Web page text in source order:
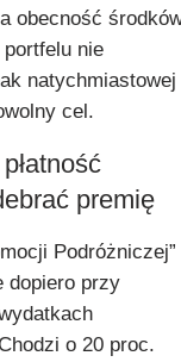
obecność
nie
natychmiastowej
cel.
premię
Podróżniczej”
dopiero przy
o 20 proc.